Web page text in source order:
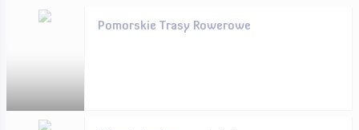
Pomorskie Trasy Rowerowe